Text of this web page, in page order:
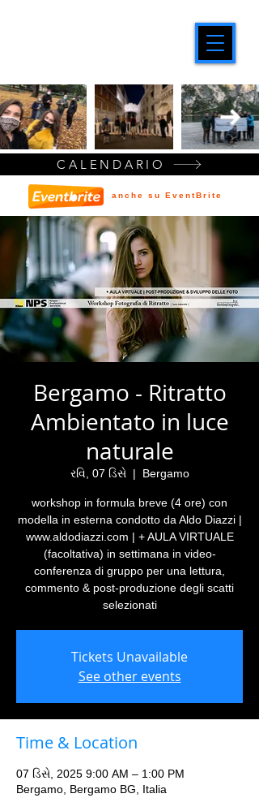
Bergamo - Ritratto
Ambientato in luce
naturale
રવિ, 07 ડિસે
  |
Bergamo
workshop in formula breve (4 ore) con
modella in esterna condotto da Aldo Diazzi |
www.aldodiazzi.com | + AULA VIRTUALE
(facoltativa) in settimana in video-
conferenza di gruppo per una lettura,
commento & post-produzione degli scatti
selezionati
Tickets Unavailable
See other events
Time & Location
07 ડિસે, 2025 9:00 AM – 1:00 PM
Bergamo, Bergamo BG, Italia
CALENDARIO
anche su EventBrite